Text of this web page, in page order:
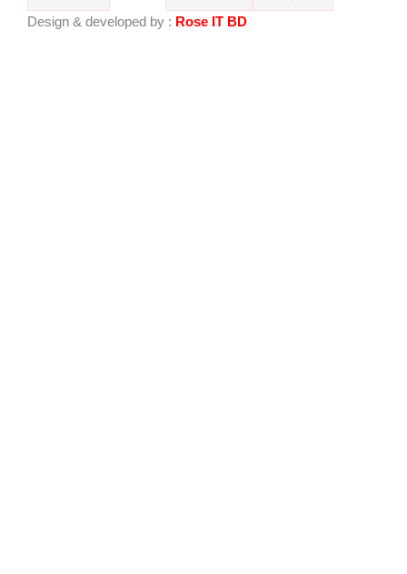
o
o
b
e
Design & developed by : Rose IT BD